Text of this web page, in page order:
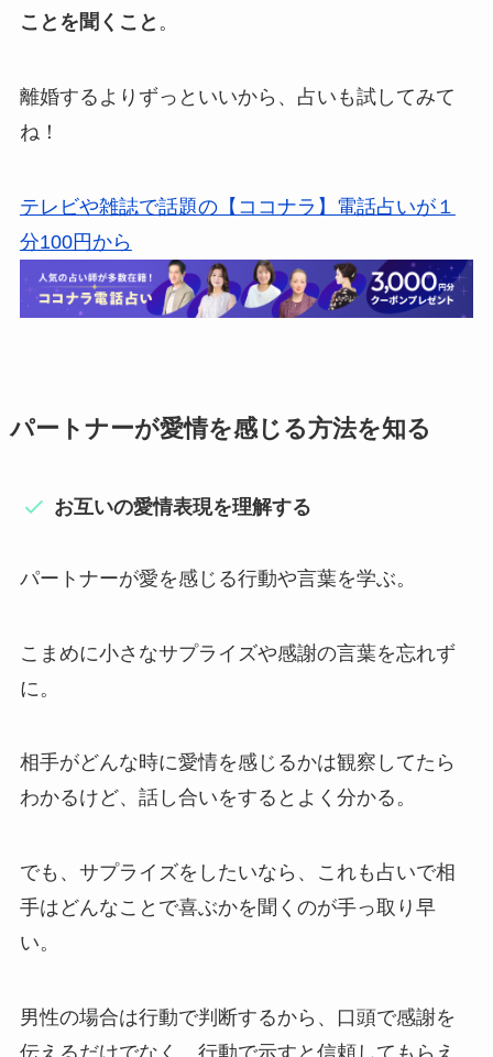
ことを聞くこと 。
離婚するよりずっといいから、占いも試してみて
ね！
テレビや雑誌で話題の【ココナラ】電話占いが１
分100円から
パートナーが愛情を感じる方法を知る
お互いの愛情表現を理解する
パートナーが愛を感じる行動や言葉を学ぶ。
こまめに小さなサプライズや感謝の言葉を忘れず
に。
相手がどんな時に愛情を感じるかは観察してたら
わかるけど、話し合いをするとよく分かる。
でも、サプライズをしたいなら、これも占いで相
手はどんなことで喜ぶかを聞くのが手っ取り早
い。
男性の場合は行動で判断するから、口頭で感謝を